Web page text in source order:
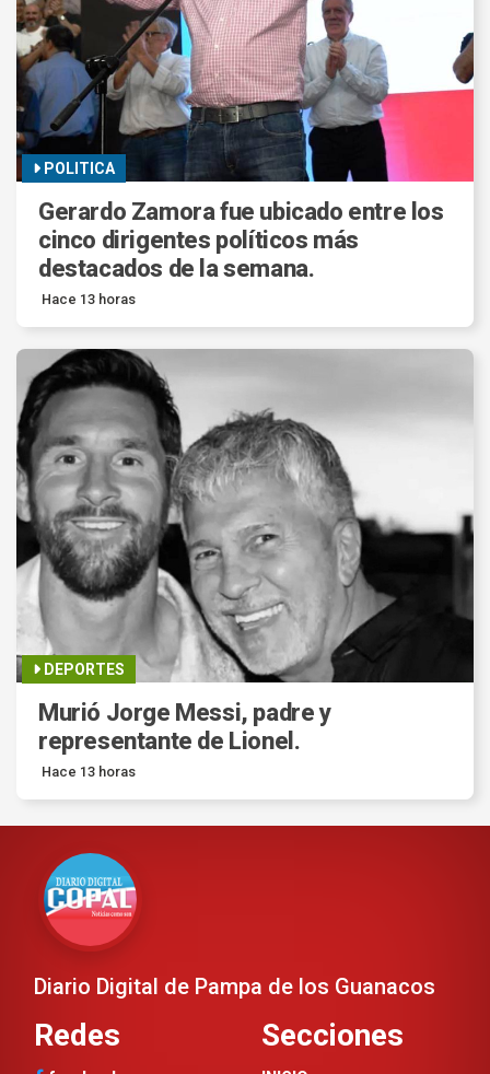
POLITICA
Gerardo Zamora fue ubicado entre los
cinco dirigentes políticos más
destacados de la semana.
Hace 13 horas
DEPORTES
Murió Jorge Messi, padre y
representante de Lionel.
Hace 13 horas
Diario Digital de Pampa de los Guanacos
Redes Secciones